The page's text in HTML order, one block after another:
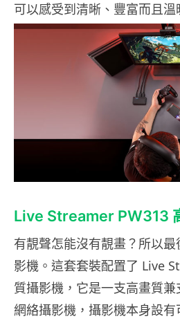
可以感受到清晰、豐富而且溫
Live Streamer PW313
有靚聲怎能沒有靚畫？所以
影機。這套套裝配置了 Live
質攝影機，它是一支高畫質
網絡攝影機，攝影機本身設